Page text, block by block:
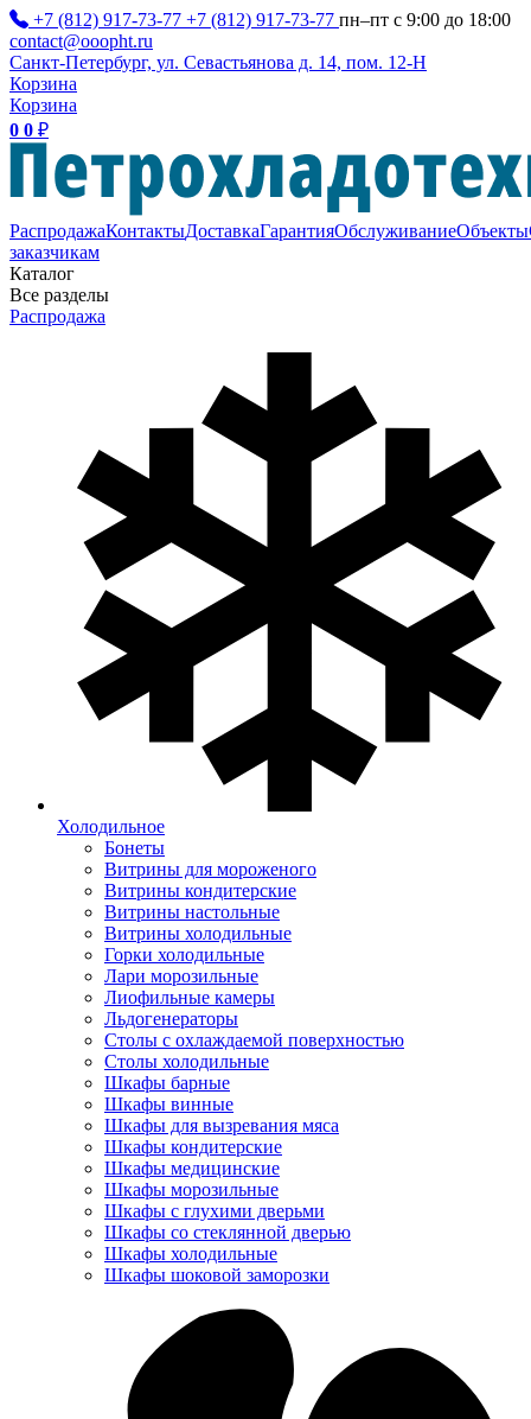
+7 (812) 917-73-77 +7 (812) 917-73-77 пн–пт с 9:00 до 18:00
contact@ooopht.ru
Санкт-Петербург, ул. Севастьянова д. 14, пом. 12-Н
Корзина
Корзина
0 0 ₽
РаспродажаКонтактыДоставкаГарантияОбслуживаниеОбъекты
заказчикам
Каталог
Все разделы
Распродажа
Холодильное
Бонеты
Витрины для мороженого
Витрины кондитерские
Витрины настольные
Витрины холодильные
Горки холодильные
Лари морозильные
Лиофильные камеры
Льдогенераторы
Столы с охлаждаемой поверхностью
Столы холодильные
Шкафы барные
Шкафы винные
Шкафы для вызревания мяса
Шкафы кондитерские
Шкафы медицинские
Шкафы морозильные
Шкафы с глухими дверьми
Шкафы со стеклянной дверью
Шкафы холодильные
Шкафы шоковой заморозки